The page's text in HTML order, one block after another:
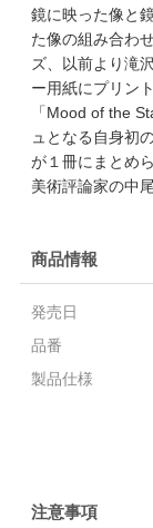
鏡に映った像と
た像の組み合わ
ズ、以前より滝
ー用紙にプリン
「Mood of the
ュとなる自身初
が１冊にまとめ
美術評論家の中
商品情報
発売日
品番
製品仕様
注意事項